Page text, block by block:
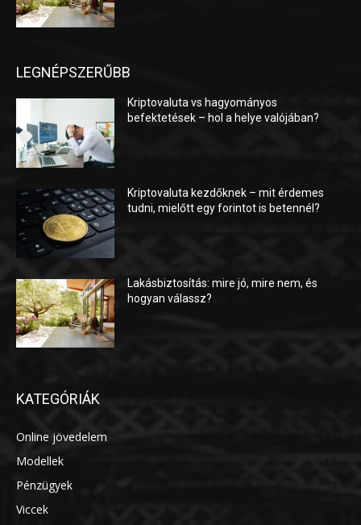
LEGNÉPSZERŰBB
Kriptovaluta vs hagyományos
befektetések – hol a helye valójában?
Kriptovaluta kezdőknek – mit érdemes
tudni, mielőtt egy forintot is betennél?
Lakásbiztosítás: mire jó, mire nem, és
hogyan válassz?
KATEGÓRIÁK
Online jövedelem
Modellek
Pénzügyek
Viccek